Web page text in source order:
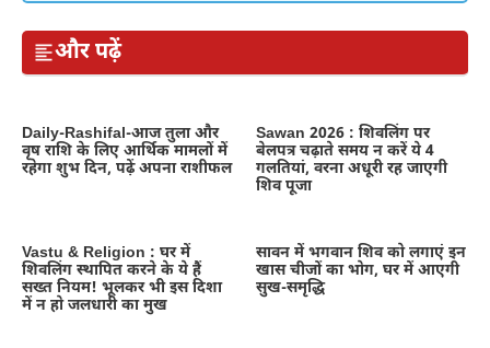
और पढ़ें
Daily-Rashifal-आज तुला और
वृष राशि के लिए आर्थिक मामलों में
रहेगा शुभ दिन, पढ़ें अपना राशीफल
Sawan 2026 : शिवलिंग पर
बेलपत्र चढ़ाते समय न करें ये 4
गलतियां, वरना अधूरी रह जाएगी
शिव पूजा
Vastu & Religion : घर में
शिवलिंग स्थापित करने के ये हैं
सख्त नियम! भूलकर भी इस दिशा
में न हो जलधारी का मुख
सावन में भगवान शिव को लगाएं इन
खास चीजों का भोग, घर में आएगी
सुख-समृद्धि